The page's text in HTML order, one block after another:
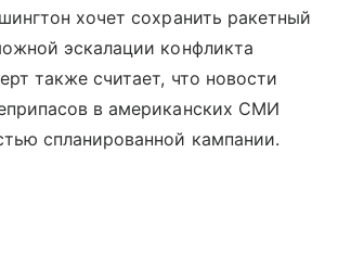
хочет сохранить ракетный
эскалации конфликта
также считает, что новости
в американских СМИ
спланированной кампании.